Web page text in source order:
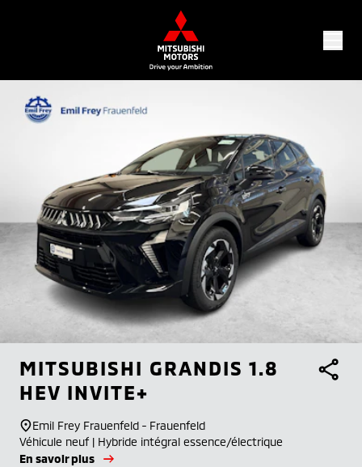
MITSUBISHI GRANDIS 1.8
HEV INVITE+
Emil Frey Frauenfeld - Frauenfeld
Véhicule neuf | Hybride intégral essence/électrique
En savoir plus